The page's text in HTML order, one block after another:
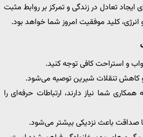
ایجاد تعادل در زندگی و تمرکز بر روابط مثبت
کلید موفقیت امروز شما خواهد بود.
و استراحت کافی توجه کنید.
کاهش تنقلات شیرین توصیه می‌شود.
شما نیاز دارند، ارتباطات حرفه‌ای را
صداقت باعث نزدیکی بیشتر می‌شود.